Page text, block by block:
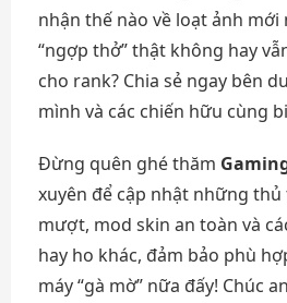
nhận thế nào về loạt ảnh mới
“ngợp thở” thật không hay
cho rank? Chia sẻ ngay bên
mình và các chiến hữu cùng
Đừng quên ghé thăm
xuyên để cập nhật những
mượt, mod skin an toàn và
hay ho khác, đảm bảo phù
máy “gà mờ” nữa đấy! Chúc